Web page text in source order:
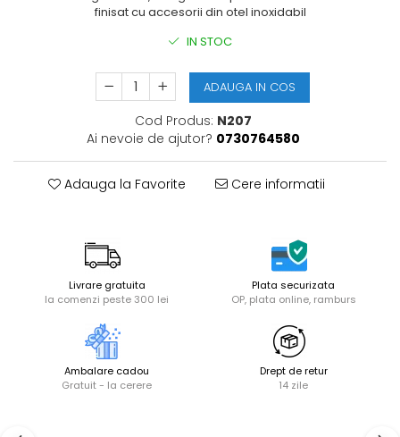
finisat cu accesorii din otel inoxidabil
IN STOC
ADAUGA IN COS
Cod Produs: N207
Ai nevoie de ajutor? 0730764580
Adauga la Favorite Cere informatii
Livrare gratuita
la comenzi peste 300 lei
Plata securizata
OP, plata online, ramburs
Ambalare cadou
Gratuit - la cerere
Drept de retur
14 zile